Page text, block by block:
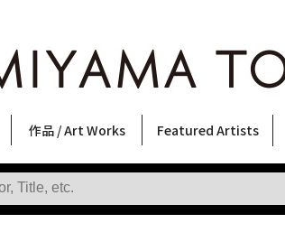
作品 / Art Works
フォトグラフィー
Photography
ポスター
Posters
ストリートアート
Street Art
立体・その他
Sculptures / etc
アートワークス
Art Works
Primary Artworks
KOMIYAMA TOKYO ART LABEL
版画
Prints
Featured Artists
稲嶺啓一(東風終)
村田言恵
丸岡和吾
Rico Casella
キム・ロートン
菅谷晋一
柴田亜美
内藤啓介
CHRIS
北島敬三
森山大道
横尾忠則
秋赤音
三島剛
佐伯俊男
春川ナミオ
大類信
内藤ルネ
須藤昌人
大西洋介
二本木里美
林月光
三島由紀夫
天野タケル
COOKIE